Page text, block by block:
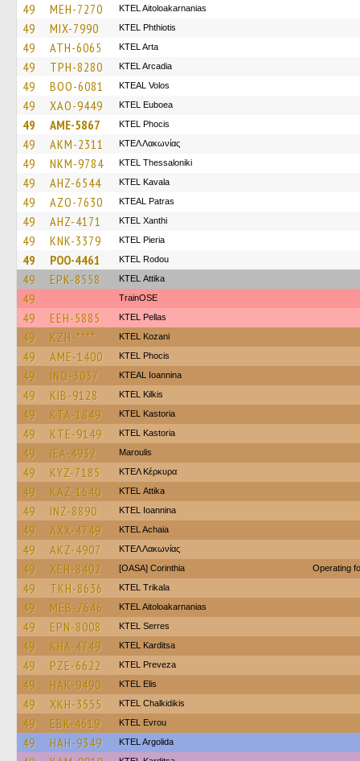
49 MEH-7270 KTEL Aitoloakarnanias
49 MIX-7990 ΚΤΕL Phthiotis
49 ATH-6065 KTEL Arta
49 TPH-8280 KTEL Arcadia
49 BOO-6081 KTEAL Volos
49 XAO-9449 ΚΤΕL Euboea
49 AME-5867 ΚΤΕL Phocis
49 AKM-2311 ΚΤΕΛ Λακωνίας
49 NKM-9784 KTEL Thessaloniki
49 AHZ-6544 KTEL Kavala
49 AZO-7630 KTEAL Patras
49 AHZ-4171 KTEL Xanthi
49 KNK-3379 KTEL Pieria
49 POO-4461 ΚΤΕL Rodou
49 EPK-8558 KΤΕL Αttika
49 TrainΟSE
49 EEH-5885 KTEL Pellas
49 KZH-**** ΚΤΕL Kozani
49 AME-1400 ΚΤΕL Phocis
49 INO-3037 KTEAL Ioannina
49 KIB-9128 KTEL Kilkis
49 KTA-1849 KTEL Kastoria
49 KTE-9149 KTEL Kastoria
49 IEA-4932 Maroulis
49 KYZ-7185 ΚΤΕΛ Κέρκυρα
49 KAZ-1640 KΤΕL Αttika
49 INZ-8890 KTEL Ioannina
49 AXX-4749 KTEL Achaia
49 AKZ-4907 ΚΤΕΛ Λακωνίας
49 XEH-8402 [OASA] Corinthia Operating
49 TKH-8636 ΚΤΕL Τrikala
49 MEB-7646 KTEL Aitoloakarnanias
49 EPN-8008 KTEL Serres
49 KHA-4749 ΚΤΕL Karditsa
49 PZE-6622 KTEL Preveza
49 HAK-9490 KTEL Elis
49 XKH-3555 ΚΤΕL Chalkidikis
49 EBK-4619 KTEL Evrou
49 HAH-9349 KTEL Argolida